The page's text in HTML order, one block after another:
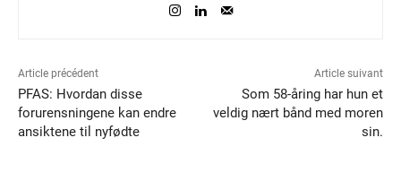
Article précédent
PFAS: Hvordan disse
forurensningene kan endre
ansiktene til nyfødte
Article suivant
Som 58-åring har hun et
veldig nært bånd med moren
sin.